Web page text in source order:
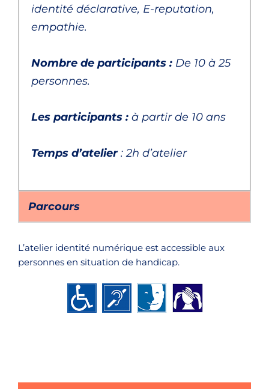
identité déclarative, E-reputation,
empathie.
Nombre de participants : De 10 à 25
personnes.
Les participants : à partir de 10 ans
Temps d’atelier: 2h d’atelier
Parcours
L’atelier identité numérique est accessible aux
personnes en situation de handicap.